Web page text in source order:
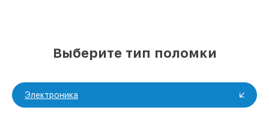
Выберите тип поломки
Электроника